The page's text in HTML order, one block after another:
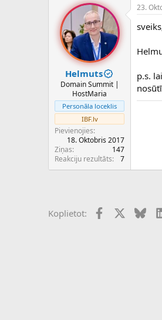
e
d
e
u
s
ā
c
ē
s
k
u
m
a
d
a
t
u
m
s
Helmuts
Domain Summit |
HostMaria
Personāla loceklis
IBF.lv
Pievienojies
18. Oktobris 2017
Ziņas
147
Reakciju rezultāts
7
23.
p.s.
Koplietot: Facebook
X